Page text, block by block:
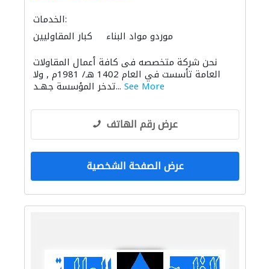
الخدمات:
كبار المقاوليين
موردو مواد البناء
بيع وتأجير واستيراد ونقل المعدات الثقيلة
الحفريّات صيانة المنازل صيانة المباني
الايدي العاملة الديكور الداخلي
نحن شركة متخصصه فى كافة أعمال المقاولات
العامة تأسست في العام 1402 هـ/ 1981م , ولا
تدخر المؤسسة جهـد... See More
عرض رقم الهاتف
عرض الصفحة الشخصية